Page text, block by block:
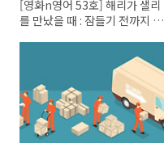
[영화n영어 53호] 해리가 샐리
를 만났을 때 : 잠들기 전까지 얘